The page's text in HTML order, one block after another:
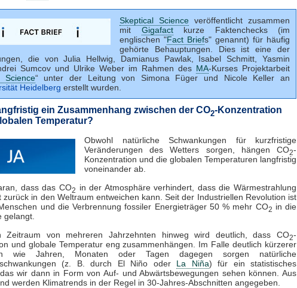
Skeptical Science veröffentlicht zusammen
mit Gigafactkurze Faktenchecks (im
englischen "Fact Briefs" genannt) für häufig
gehörte Behauptungen. Dies ist eine der
die von Julia Hellwig, Damianus Pawlak, Isabel Schmitt, Yasmin
Sumcov und Ulrike Weber im Rahmen des MA-Kurses Projektarbeit
Science“ unter der Leitung von Simona Füger und Nicole Keller an
Heidelberg erstellt wurden.
ein Zusammenhang zwischen der CO2-Konzentration
Temperatur?
Obwohl natürliche Schwankungen für kurzfristige
Veränderungen des Wetters sorgen, hängen CO2-
Konzentration und die globalen Temperaturen langfristig
voneinander ab.
dass das CO2
in der Atmosphäre verhindert, dass die Wärmestrahlung
zurück in den Weltraum entweichen kann. Seit der Industriellen Revolution ist
und die Verbrennung fossiler Energieträger 50 % mehr CO2 in die
gelangt.
Zeitraum von mehreren Jahrzehnten hinweg wird deutlich, dass CO2-
und globale Temperatur eng zusammenhängen. Im Falle deutlich kürzerer
wie Jahren, Monaten oder Tagen dagegen sorgen natürliche
(z. B. durch El Niño oder La Niña) für ein statistisches
wir dann in Form von Auf- und Abwärtsbewegungen sehen können. Aus
werden Klimatrends in der Regel in 30-Jahres-Abschnitten angegeben.